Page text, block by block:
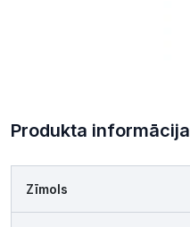
Produkta informācija
Zīmols